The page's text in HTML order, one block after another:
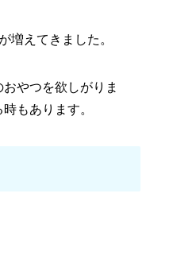
増えてきました。
やつを欲しがりま
もあります。